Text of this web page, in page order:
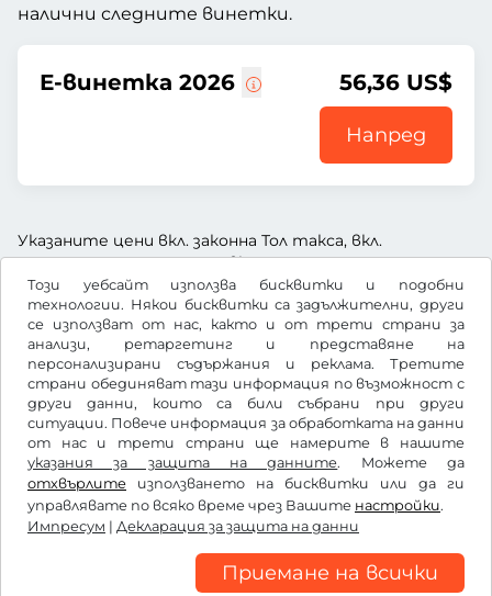
Този уебсайт използва бисквитки и подобни
технологии. Някои бисквитки са задължителни, други
се използват от нас, както и от трети страни за
анализи, ретаргетинг и представяне на
персонализирани съдържания и реклама. Третите
страни обединяват тази информация по възможност с
други данни, които са били събрани при други
ситуации. Повече информация за обработката на данни
от нас и трети страни ще намерите в нашите
указания за защита на данните. Можете да
отхвърлите използването на бисквитки или да ги
управлявате по всяко време чрез Вашите настройки.
Импресум | Декларация за защита на данни
Приемане на всички
налични следните винетки.
Е-винетка 2026 56,36 US$
Напред
Указаните цени вкл. законна Тол такса, вкл.
заплащане за услугата и вкл. ДДС
US$USD
Facebook Instagram
Общи условия / право на отказ
Декларация за защита на данни
Настройки на бисквитките
Импресум